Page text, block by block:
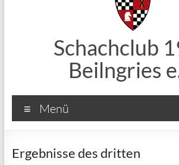
Schachclub
Beilngries
Menü
Ergebnisse des dritten